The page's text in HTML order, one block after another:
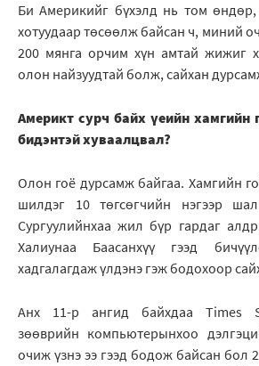
Би Америкийг бүхэлд нь том
хотуудаар төсөөлж байсан ч, миний
200 мянга орчим хүн амтай жижиг
олон найзуудтай болж, сайхан
Америкт сурч байх үеийн хамгийн
бидэнтэй хуваалцвал?
Олон гоё дурсамж байгаа. Хамгийн
шилдэг 10 төгсөгчийн нэгээр
Сургуулийнхаа жил бүр гардаг
Халиунаа Баасанхүү гээд
хадгалагдаж үлдэнэ гэж бодохоор
Анх 11-р ангид байхдаа Times
зөөврийн компьютерынхоо
очиж үзнэ ээ гээд бодож байсан бол